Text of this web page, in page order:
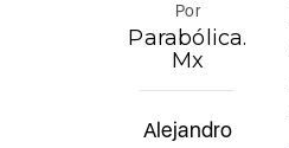
Por
Parabólica.
Mx
Alejandro